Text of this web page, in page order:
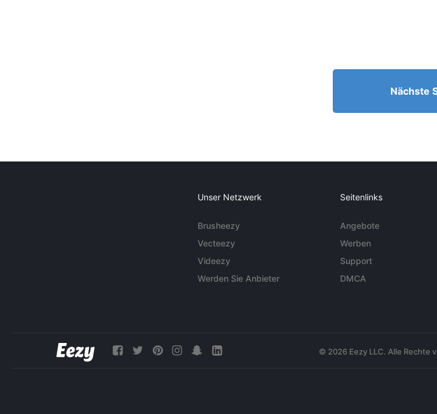
Nächste
Unser Netzwerk
Brusheezy
Vecteezy
Videezy
Werden Sie Anbieter
Seitenlinks
Angebote
Werben
Support
DMCA
© 2026 Eezy LLC. Alle Rechte